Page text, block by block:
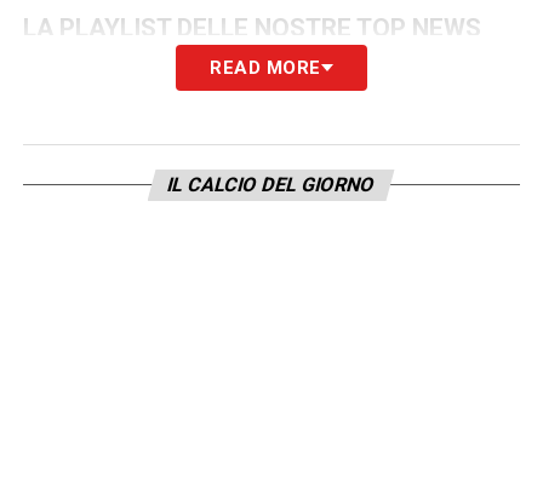
LA PLAYLIST DELLE NOSTRE TOP NEWS
READ MORE
IL CALCIO DEL GIORNO